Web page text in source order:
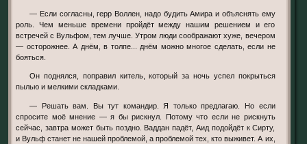
— Если согласны, герр Воллен, надо будить Амира и объяснять ему
роль. Чем меньше времени пройдёт между нашим решением и его
встречей с Вульфом, тем лучше. Утром люди соображают хуже, вечером
— осторожнее. А днём, в толпе... днём можно многое сделать, если не
бояться.
Он поднялся, поправил китель, который за ночь успел покрыться
пылью и мелкими складками.
— Решать вам. Вы тут командир. Я только предлагаю. Но если
спросите моё мнение — я бы рискнул. Потому что если не рискнуть
сейчас, завтра может быть поздно. Ваддан падёт, Аид подойдёт к Сирту,
и Вульф станет не нашей проблемой, а проблемой тех, кто выживет. А их,